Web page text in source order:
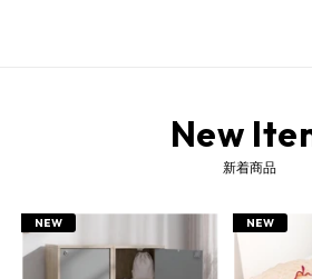
衣装ケース 衣類収納ケース 収納ケース チェスト 専用 追加棚板 棚板 棚 たな 追加用 買い足し 木製 木目調 無地 木 板 オプション オプションパーツ 別売りパーツ 1枚 一枚 ほこりが入りにくい チェスト用 天板 収納ボックス 収納タンス 収納箪笥 洋タンス タンス 箪笥 たんす 整理たんす コンテナ コンテナボックス ボックス カラーボックス 収納棚 収納用品 収納BOX 衣類収納 洋服収納 押入れ収納 押し入れ収納 クローゼット収納 小物収納 子供部屋収納 リビング収納 収納家具 引出し 引き出し ス
New
新着商品
NEW NEW